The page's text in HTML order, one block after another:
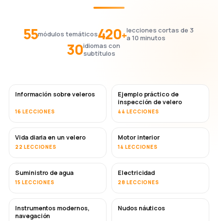
55módulos temáticos420+lecciones cortas de 3
a 10 minutos
30idiomas con
subtítulos
Información sobre veleros
16 LECCIONES
Ejemplo práctico de
inspección de velero
44 LECCIONES
Vida diaria en un velero
22 LECCIONES
Motor interior
14 LECCIONES
Suministro de agua
15 LECCIONES
Electricidad
28 LECCIONES
Instrumentos modernos,
navegación
Nudos náuticos